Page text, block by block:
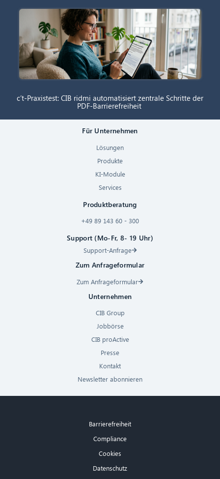
c’t-Praxistest: CIB ridmi automatisiert zentrale Schritte der
PDF-Barrierefreiheit
Für Unternehmen
Lösungen
Produkte
KI-Module
Services
Produktberatung
+49 89 143 60 - 300
Support (Mo-Fr, 8- 19 Uhr)
Support-Anfrage
Zum Anfrageformular
Zum Anfrageformular
Unternehmen
CIB Group
Jobbörse
CIB proActive
Presse
Kontakt
Newsletter abonnieren
Barrierefreiheit
Compliance
Cookies
Datenschutz